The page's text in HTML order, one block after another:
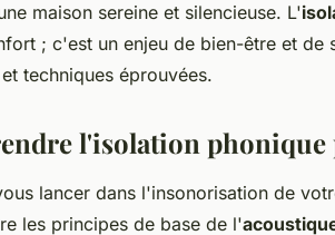
maison sereine et silencieuse. L'
; c'est un enjeu de bien-être et de
techniques éprouvées.
l'isolation
lancer dans l'insonorisation de
les principes de base de l'